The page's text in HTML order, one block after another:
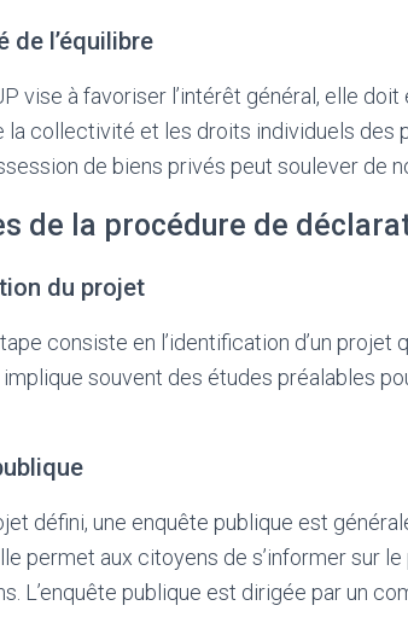
de l’équilibre
vise à favoriser l’intérêt général, elle
la collectivité et les droits individuels des
de biens privés peut soulever de
de la procédure de
du projet
consiste en l’identification d’un projet
implique souvent des études préalables
défini, une enquête publique est
permet aux citoyens de s’informer sur
L’enquête publique est dirigée par un